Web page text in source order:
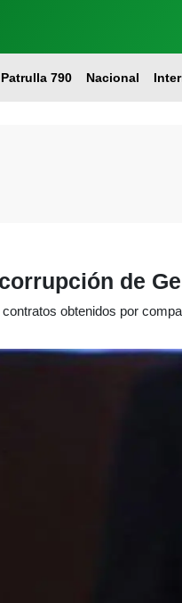
Patrulla 790 Nacional
de
obtenidos por